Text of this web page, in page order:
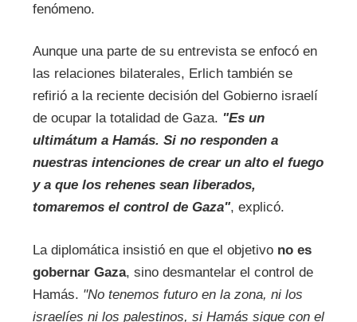
fenómeno.
Aunque una parte de su entrevista se enfocó en
las relaciones bilaterales, Erlich también se
refirió a la reciente decisión del Gobierno israelí
de ocupar la totalidad de Gaza. "Es un
ultimátum a Hamás. Si no responden a
nuestras intenciones de crear un alto el fuego
y a que los rehenes sean liberados,
tomaremos el control de Gaza", explicó.
La diplomática insistió en que el objetivo no es
gobernar Gaza, sino desmantelar el control de
Hamás. "No tenemos futuro en la zona, ni los
israelíes ni los palestinos, si Hamás sigue con el